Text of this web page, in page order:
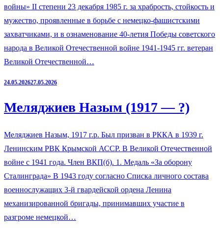
войны» II степени 23 декабря 1985 г. за храбрость, стойкость и
мужество, проявленные в борьбе с немецко-фашистскими
захватчиками, и в ознаменование 40-летия Победы советского
народа в Великой Отечественной войне 1941-1945 гг. ветеран
Великой Отечественной…
24.05.202627.05.2026
Меляджиев Назым (1917 — ?)
Меляджиев Назым, 1917 г.р. Был призван в РККА в 1939 г.
Ленинским РВК Крымской АССР. В Великой Отечественной
войне с 1941 года. Член ВКП(б). 1. Медаль «За оборону
Сталинграда» В 1943 году согласно Списка личного состава
военнослужащих 3-й гвардейской ордена Ленина
механизированной бригады, принимавших участие в
разгроме немецкой…